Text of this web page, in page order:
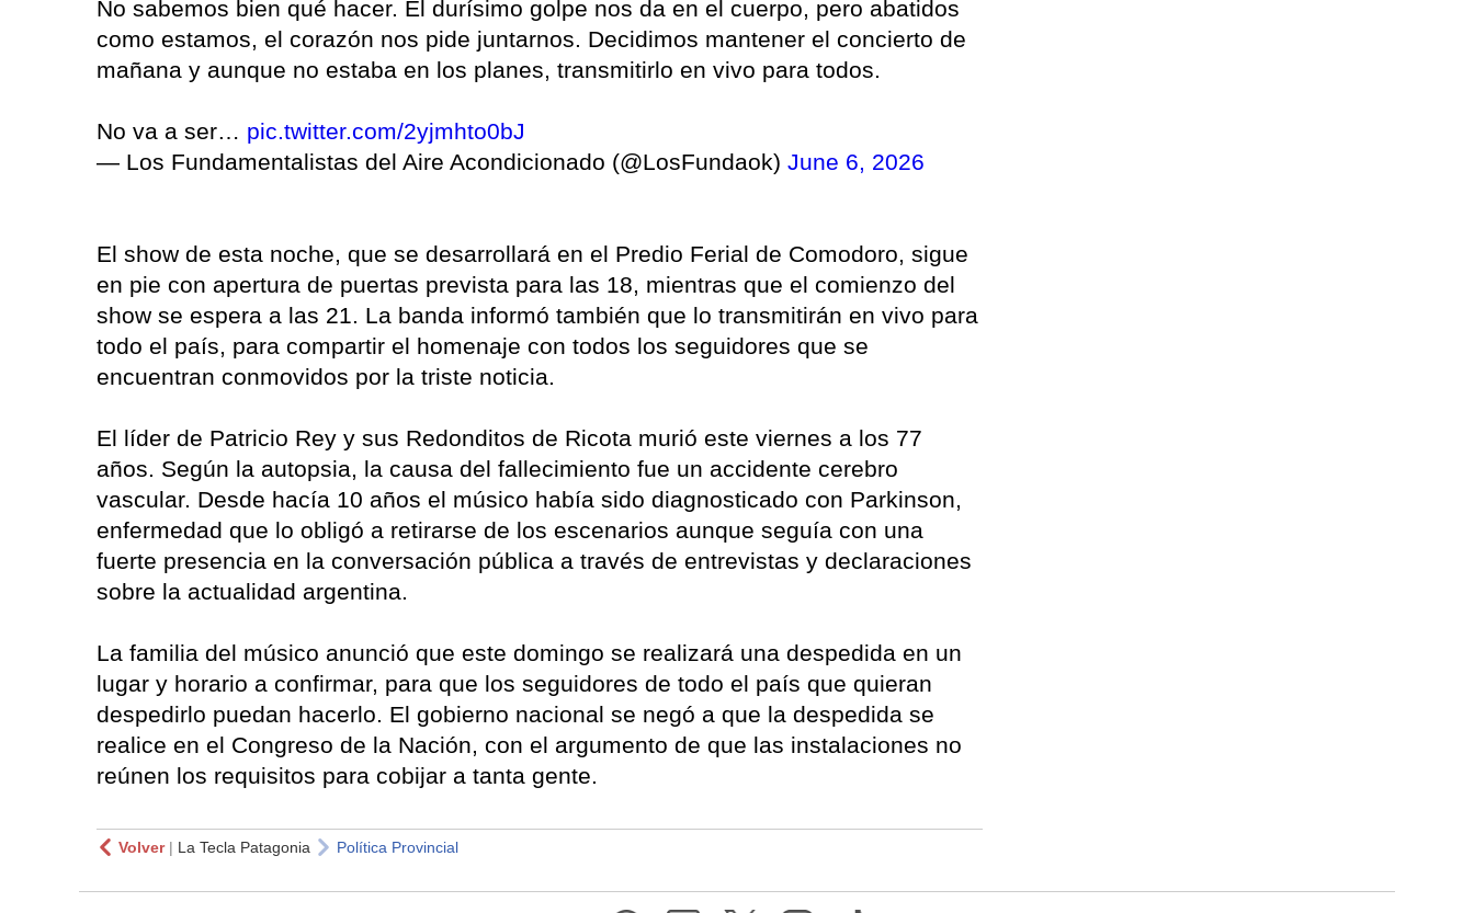
No sabemos bien qué hacer. El durísimo golpe nos da en el cuerpo, pero abatidos
como estamos, el corazón nos pide juntarnos. Decidimos mantener el concierto de
mañana y aunque no estaba en los planes, transmitirlo en vivo para todos.
No va a ser… pic.twitter.com/2yjmhto0bJ
— Los Fundamentalistas del Aire Acondicionado (@LosFundaok) June 6, 2026
El show de esta noche, que se desarrollará en el Predio Ferial de Comodoro, sigue
en pie con apertura de puertas prevista para las 18, mientras que el comienzo del
show se espera a las 21. La banda informó también que lo transmitirán en vivo para
todo el país, para compartir el homenaje con todos los seguidores que se
encuentran conmovidos por la triste noticia.
El líder de Patricio Rey y sus Redonditos de Ricota murió este viernes a los 77
años. Según la autopsia, la causa del fallecimiento fue un accidente cerebro
vascular. Desde hacía 10 años el músico había sido diagnosticado con Parkinson,
enfermedad que lo obligó a retirarse de los escenarios aunque seguía con una
fuerte presencia en la conversación pública a través de entrevistas y declaraciones
sobre la actualidad argentina.
La familia del músico anunció que este domingo se realizará una despedida en un
lugar y horario a confirmar, para que los seguidores de todo el país que quieran
despedirlo puedan hacerlo. El gobierno nacional se negó a que la despedida se
realice en el Congreso de la Nación, con el argumento de que las instalaciones no
reúnen los requisitos para cobijar a tanta gente.
Volver| La Tecla Patagonia Política Provincial